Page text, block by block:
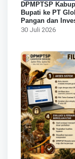
DPMPTSP
Bupati ke PT
Pangan dan
30 Juli 2026